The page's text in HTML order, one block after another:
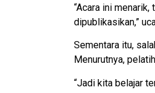
“Acara ini
dipublikasikan,”
Sementara itu,
Menurutnya,
“Jadi kita belajar